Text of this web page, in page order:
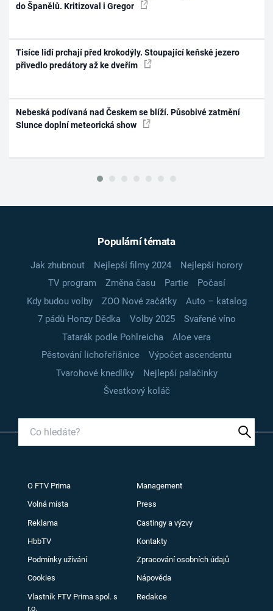
do Španělů. Kritizoval i Gregor
Tisíce lidí prchají před krokodýly. Stoupající keňské jezero
přivedlo predátory až ke dveřím
Nebeská podívaná nad Českem se blíží. Působivé zatmění
Slunce doplní meteorická show
Populární témata
Jak zhubnout Nejlepší filmy 2024
Nejlepší horory
TV program
Změna času Partie
Počasí
Kdy budou volby
ZOO Nové začátky
Auto – katalog
7 pádů Honzy Dědka
Volby 2025
Svařené víno
Tatarák podle Pohlreicha
Aloe vera
Pěstování lichořeřišnice
Výpočet ascendentu
Tvarohové knedlíky
Nejlepší palačinky
Švestkový koláč
O FTV Prima Management
Volná místa Press
Reklama Castingy a výzvy
HbbTV Kontakty
Podmínky užívání Zpracování osobních údajů
Cookies Nápověda
Vlastník FTV Prima spol. s
r.o.
Redakce